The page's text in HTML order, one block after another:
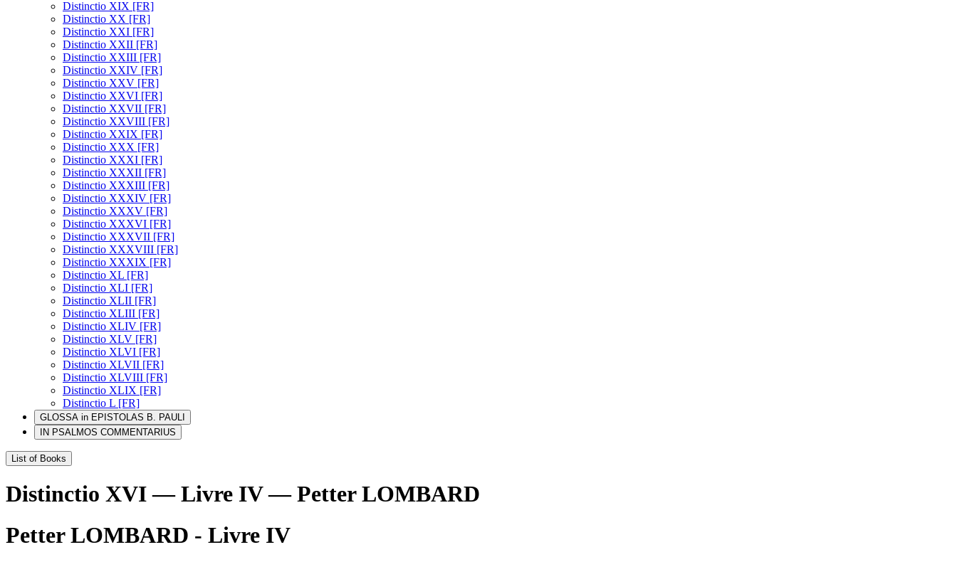
Distinctio XIX [FR]
Distinctio XX [FR]
Distinctio XXI [FR]
Distinctio XXII [FR]
Distinctio XXIII [FR]
Distinctio XXIV [FR]
Distinctio XXV [FR]
Distinctio XXVI [FR]
Distinctio XXVII [FR]
Distinctio XXVIII [FR]
Distinctio XXIX [FR]
Distinctio XXX [FR]
Distinctio XXXI [FR]
Distinctio XXXII [FR]
Distinctio XXXIII [FR]
Distinctio XXXIV [FR]
Distinctio XXXV [FR]
Distinctio XXXVI [FR]
Distinctio XXXVII [FR]
Distinctio XXXVIII [FR]
Distinctio XXXIX [FR]
Distinctio XL [FR]
Distinctio XLI [FR]
Distinctio XLII [FR]
Distinctio XLIII [FR]
Distinctio XLIV [FR]
Distinctio XLV [FR]
Distinctio XLVI [FR]
Distinctio XLVII [FR]
Distinctio XLVIII [FR]
Distinctio XLIX [FR]
Distinctio L [FR]
GLOSSA in EPISTOLAS B. PAULI
IN PSALMOS COMMENTARIUS
List of Books
Distinctio XVI — Livre IV — Petter LOMBARD
Petter LOMBARD - Livre IV